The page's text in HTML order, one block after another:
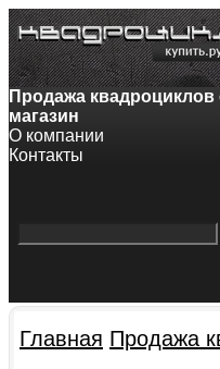
Продажа
магазин
О компании
Контакты
Главная Продажа